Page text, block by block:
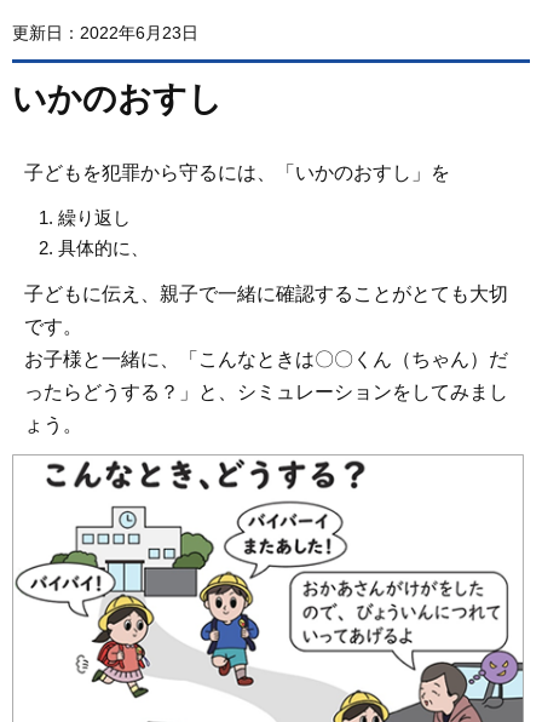
更新日：2022年6月23日
いかのおすし
子どもを犯罪から守るには、「いかのおすし」を
繰り返し
具体的に、
子どもに伝え、親子で一緒に確認することがとても大切
です。
お子様と一緒に、「こんなときは〇〇くん（ちゃん）だ
ったらどうする？」と、シミュレーションをしてみまし
ょう。